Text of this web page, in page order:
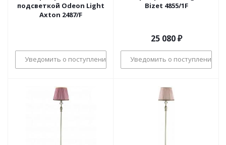
подсветкой Odeon Light
Axton 2487/F
Уведомить о поступлении
Bizet 4855/1F
25 080₽
Уведомить о поступлении